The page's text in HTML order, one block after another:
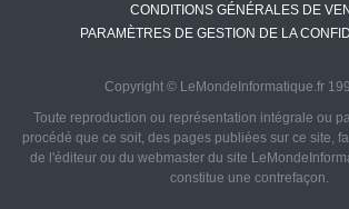
CONDITIONS GÉNÉRALES DE
PARAMÈTRES DE GESTION DE LA
Copyright © LeMondeInformatique.fr
Toute reproduction ou représentation intégrale ou
procédé que ce soit, des pages publiées sur ce site,
de l'éditeur ou du webmaster du site
constitue une contrefaçon.